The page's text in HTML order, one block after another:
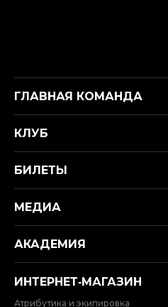
ГЛАВНАЯ КОМАНДА
КЛУБ
БИЛЕТЫ
МЕДИА
АКАДЕМИЯ
ИНТЕРНЕТ‑МАГАЗИН
Атрибутика и экипировка